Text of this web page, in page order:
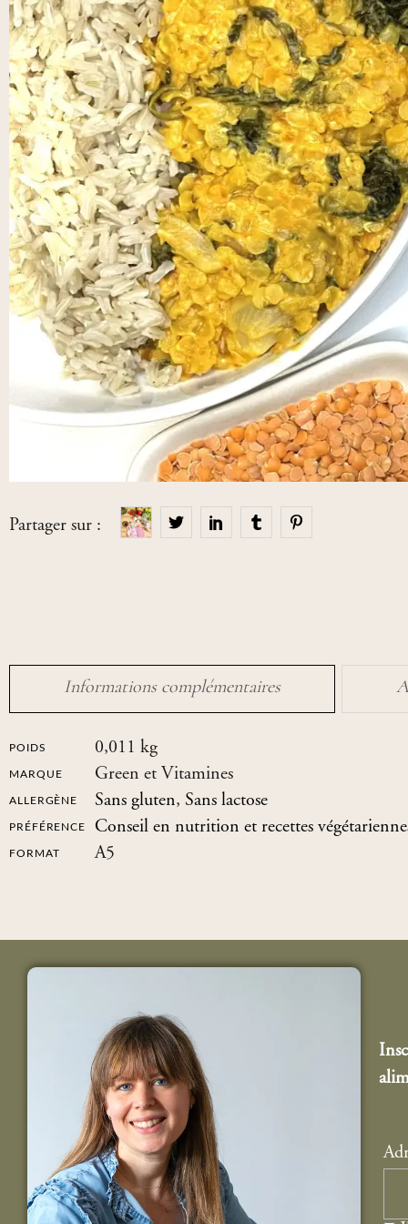
Partager sur :
Informations complémentaires
POIDS 0,011 kg
MARQUE Green et Vitamines
ALLERGÈNE Sans gluten, Sans lactose
PRÉFÉRENCE Conseil en nutrition et recettes
FORMAT A5